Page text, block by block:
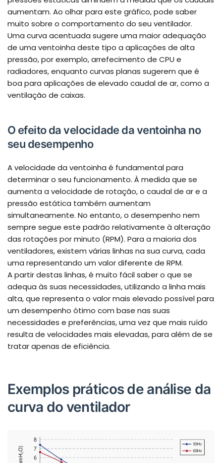
aumentam. Ao olhar para este gráfico, pode saber
muito sobre o comportamento do seu ventilador.
Uma curva acentuada sugere uma maior adequação
de uma ventoinha deste tipo a aplicações de alta
pressão, por exemplo, arrefecimento de CPU e
radiadores, enquanto curvas planas sugerem que é
boa para aplicações de elevado caudal de ar, como a
ventilação de caixas.
O efeito da velocidade da ventoinha no
seu desempenho
A velocidade da ventoinha é fundamental para
determinar o seu funcionamento. À medida que se
aumenta a velocidade de rotação, o caudal de ar e a
pressão estática também aumentam
simultaneamente. No entanto, o desempenho nem
sempre segue este padrão relativamente à alteração
das rotações por minuto (RPM). Para a maioria dos
ventiladores, existem várias linhas na sua curva, cada
uma representando um valor diferente de RPM.
A partir destas linhas, é muito fácil saber o que se
adequa às suas necessidades, utilizando a linha mais
alta, que representa o valor mais elevado possível para
um desempenho ótimo com base nas suas
necessidades e preferências, uma vez que mais ruído
resulta de velocidades mais elevadas, para além de se
tratar apenas de eficiência.
Exemplos práticos de análise da
curva do ventilador